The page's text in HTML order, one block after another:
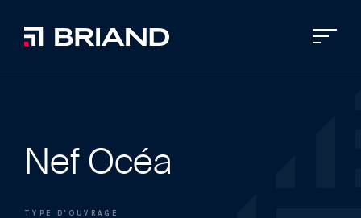
Nef Océa
TYPE D'OUVRAGE